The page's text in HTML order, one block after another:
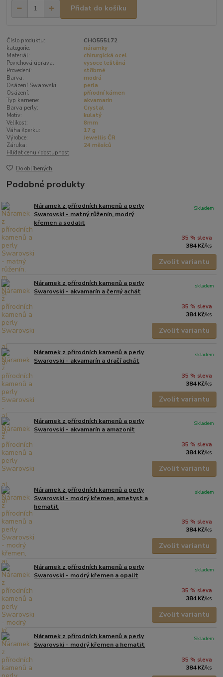
Přidat do košíku
Číslo produktu:
CHO555172
kategorie:
náramky
Materiál:
chirurgická ocel
Povrchová úprava:
vysoce leštěná
Provedení:
stříbrné
Barva:
modrá
Osázení Swarovski:
perla
Osázení:
přírodní kámen
Typ kamene:
akvamarín
Barva perly:
Crystal
Motiv:
kulatý
Velikost:
8mm
Váha šperku:
17 g
Výrobce:
Jewellis ČR
Záruka:
24 měsíců
Hlídat cenu / dostupnost
Do oblíbených
Podobné produkty
Náramek z přírodních kamenů a perly
Swarovski - matný růženín, modrý
křemen a sodalit
35 % sleva
384 Kč/ks
Skladem
Zvolit variantu
Náramek z přírodních kamenů a perly
Swarovski - akvamarín a černý achát
35 % sleva
384 Kč/ks
skladem
Zvolit variantu
Náramek z přírodních kamenů a perly
Swarovski - akvamarín a dračí achát
35 % sleva
384 Kč/ks
skladem
Zvolit variantu
Náramek z přírodních kamenů a perly
Swarovski - akvamarín a amazonit
35 % sleva
384 Kč/ks
Skladem
Zvolit variantu
Náramek z přírodních kamenů a perly
Swarovski - modrý křemen, ametyst a
hematit
35 % sleva
384 Kč/ks
skladem
Zvolit variantu
Náramek z přírodních kamenů a perly
Swarovski - modrý křemen a opalit
35 % sleva
384 Kč/ks
skladem
Zvolit variantu
Náramek z přírodních kamenů a perly
Swarovski - modrý křemen a hematit
35 % sleva
384 Kč/ks
Skladem